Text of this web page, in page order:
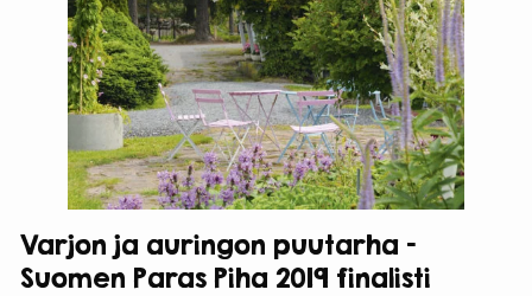
Varjon ja auringon puutarha –
Suomen Paras Piha 2019 finalisti